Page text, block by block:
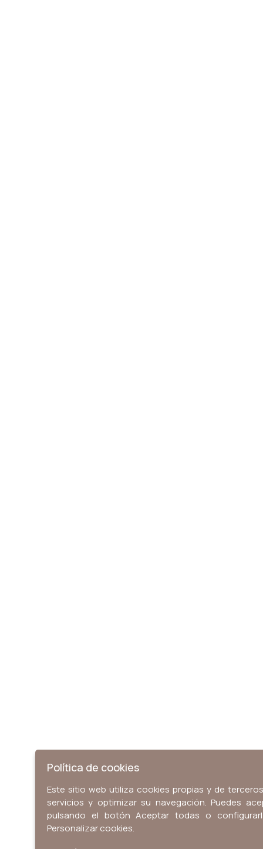
Política de cookies
Este sitio web utiliza cookies propias y de
servicios y optimizar su navegación. Puedes
pulsando el botón Aceptar todas o
Personalizar cookies.